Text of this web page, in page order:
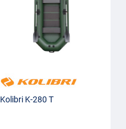
Kolibri K-280 T